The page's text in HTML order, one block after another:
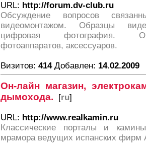
URL: http://forum.dv-club.ru
Обсуждение вопросов
видеомонтажом. Образцы
цифровая фотография.
фотоаппаратов, аксессуаров.
Визитов: 414Добавлен: 14.02.2009
Он-лайн магазин,
дымохода. [ru]
URL: http://www.realkamin.ru
Классические порталы и
мрамора ведущих испанских фирм